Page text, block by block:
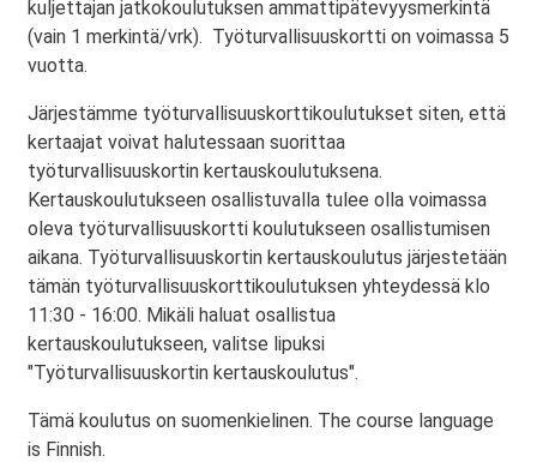
kuljettajan jatkokoulutuksen ammattipätevyysmerkintä
(vain 1 merkintä/vrk). Työturvallisuuskortti on voimassa 5
vuotta.
Järjestämme työturvallisuuskorttikoulutukset siten, että
kertaajat voivat halutessaan suorittaa
työturvallisuuskortin kertauskoulutuksena.
Kertauskoulutukseen osallistuvalla tulee olla voimassa
oleva työturvallisuuskortti koulutukseen osallistumisen
aikana. Työturvallisuuskortin kertauskoulutus järjestetään
tämän työturvallisuuskorttikoulutuksen yhteydessä klo
11:30 - 16:00. Mikäli haluat osallistua
kertauskoulutukseen, valitse lipuksi
"Työturvallisuuskortin kertauskoulutus".
Tämä koulutus on suomenkielinen. The course language
is Finnish.